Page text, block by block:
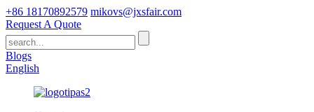
+86 18170892579 mikovs@jxsfair.com
Request A Quote
Blogs
English